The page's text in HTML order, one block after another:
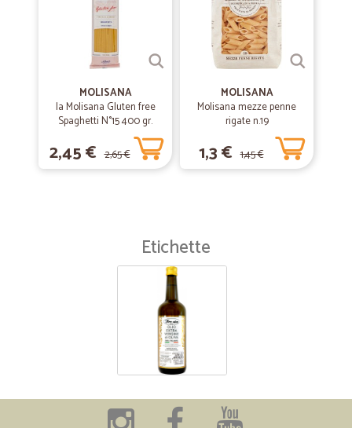
MOLISANA
la Molisana Gluten free
Spaghetti N°15 400 gr.
2,45 € 2,65 €
MOLISANA
Molisana mezze penne
rigate n.19
1,3 € 1,45 €
Etichette